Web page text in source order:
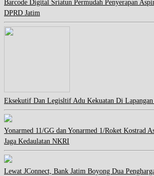
Barcode Digital Sriatun Permudah Penyerapan
DPRD Jatim
Eksekutif Dan Legisltif Adu Kekuatan Di
Yonarmed 11/GG dan Yonarmed 1/Roket Kostrad
Jaga Kedaulatan NKRI
Lewat JConnect, Bank Jatim Boyong Dua